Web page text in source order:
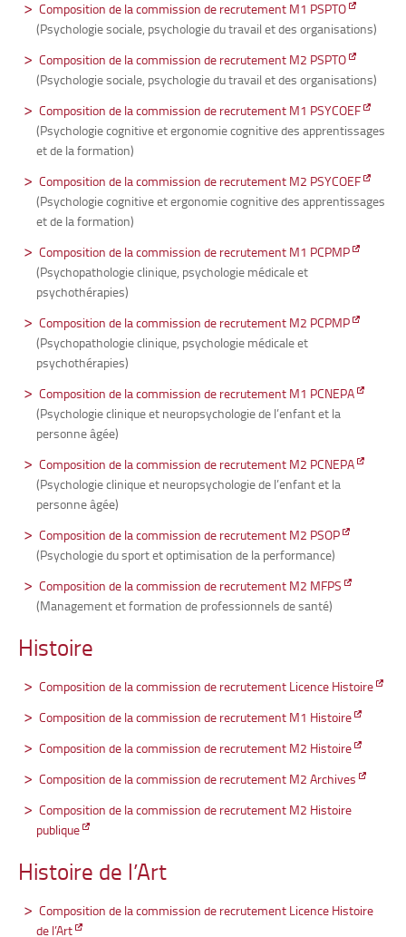
Composition de la commission de recrutement M1 PSPTO
(Psychologie sociale, psychologie du travail et des organisations)
Composition de la commission de recrutement M2 PSPTO
(Psychologie sociale, psychologie du travail et des organisations)
Composition de la commission de recrutement M1 PSYCOEF
(Psychologie cognitive et ergonomie cognitive des apprentissages
et de la formation)
Composition de la commission de recrutement M2 PSYCOEF
(Psychologie cognitive et ergonomie cognitive des apprentissages
et de la formation)
Composition de la commission de recrutement M1 PCPMP
(Psychopathologie clinique, psychologie médicale et
psychothérapies)
Composition de la commission de recrutement M2 PCPMP
(Psychopathologie clinique, psychologie médicale et
psychothérapies)
Composition de la commission de recrutement M1 PCNEPA
(Psychologie clinique et neuropsychologie de l’enfant et la
personne âgée)
Composition de la commission de recrutement M2 PCNEPA
(Psychologie clinique et neuropsychologie de l’enfant et la
personne âgée)
Composition de la commission de recrutement M2 PSOP
(Psychologie du sport et optimisation de la performance)
Composition de la commission de recrutement M2 MFPS
(Management et formation de professionnels de santé)
Histoire
Composition de la commission de recrutement Licence Histoire
Composition de la commission de recrutement M1 Histoire
Composition de la commission de recrutement M2 Histoire
Composition de la commission de recrutement M2 Archives
Composition de la commission de recrutement M2 Histoire
publique
Histoire de l’Art
Composition de la commission de recrutement Licence Histoire
de l’Art